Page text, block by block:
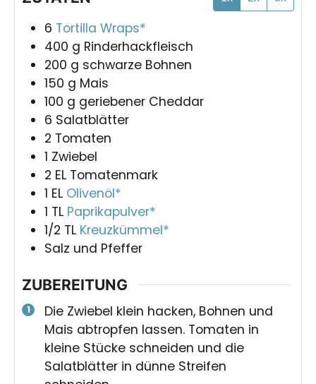
6 Tortilla Wraps*
400 g Rinderhackfleisch
200 g schwarze Bohnen
150 g Mais
100 g geriebener Cheddar
6 Salatblätter
2 Tomaten
1 Zwiebel
2 EL Tomatenmark
1 EL Olivenöl*
1 TL Paprikapulver*
1/2 TL Kreuzkümmel*
Salz und Pfeffer
ZUBEREITUNG
Die Zwiebel klein hacken, Bohnen und
Mais abtropfen lassen. Tomaten in
kleine Stücke schneiden und die
Salatblätter in dünne Streifen